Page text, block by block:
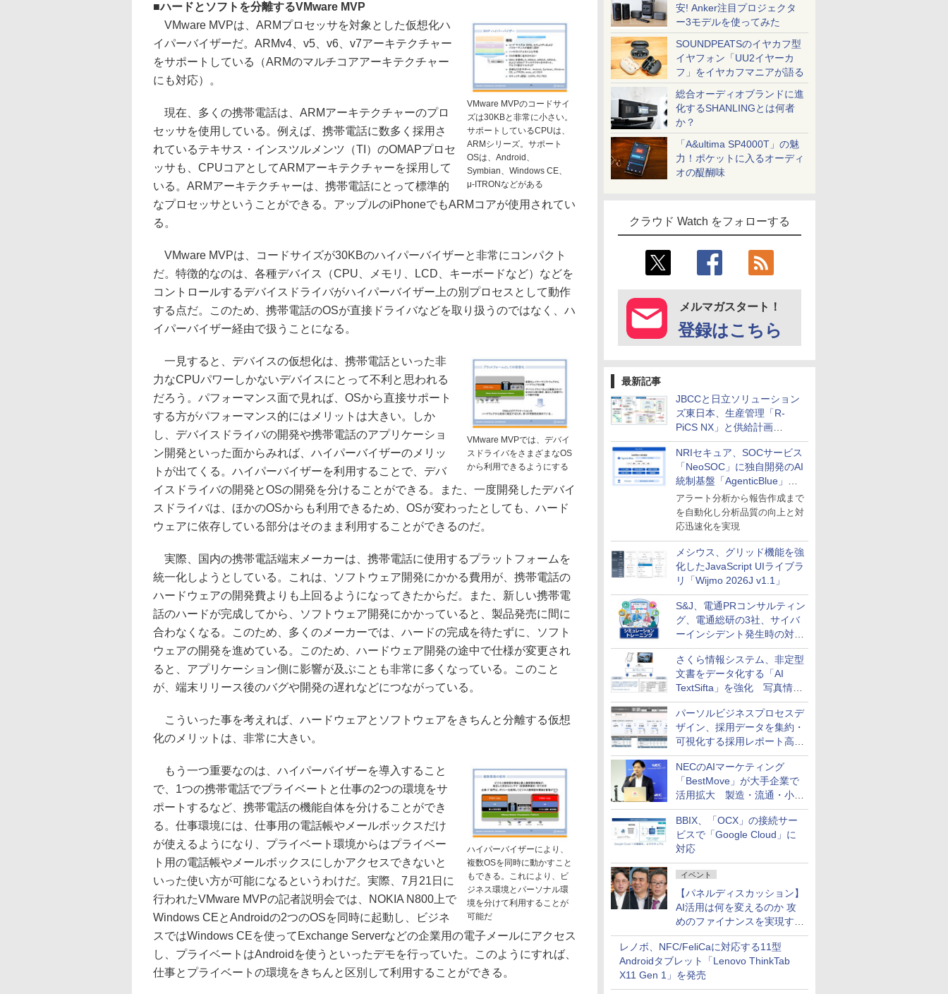
安! Anker注目プロジェクタ
ー3モデルを使ってみた
SOUNDPEATSのイヤカフ型
イヤフォン「UU2イヤーカ
フ」をイヤカフマニアが語る
総合オーディオブランドに進
化するSHANLINGとは何者
か？
「A&ultima SP4000T」の魅
力！ポケットに入るオーディ
オの醍醐味
クラウド Watch をフォローする
メルマガスタート！
登録はこちら
最新記事
JBCCと日立ソリューション
ズ東日本、生産管理「R-
PiCS NX」と供給計画
「scSQUARE ISP」の連携サ
ービスを提供開始
NRIセキュア、SOCサービス
「NeoSOC」に独自開発のAI
統制基盤「AgenticBlue」を
導入
アラート分析から報告作成まで
を自動化し分析品質の向上と対
応迅速化を実現
メシウス、グリッド機能を強
化したJavaScript UIライブラ
リ「Wijmo 2026J v1.1」
S&J、電通PRコンサルティン
グ、電通総研の3社、サイバ
ーインシデント発生時の対応
と危機管理広報を一体的に訓
練するプログラムを提供
さくら情報システム、非定型
文書をデータ化する「AI
TextSifta」を強化 写真情報
のデータ化などに対応
パーソルビジネスプロセスデ
ザイン、採用データを集約・
可視化する採用レポート高速
化サービスを提供
NECのAIマーケティング
「BestMove」が大手企業で
活用拡大 製造・流通・小売
企業・広告代理店などが実装
フェーズへ
BBIX、「OCX」の接続サー
ビスで「Google Cloud」に
対応
イベント
【パネルディスカッション】
AI活用は何を変えるのか 攻
めのファイナンスを実現する
業務設計とマインドセット変
革
レノボ、NFC/FeliCaに対応する11型
Androidタブレット「Lenovo ThinkTab
X11 Gen 1」を発売
■ハードとソフトを分離するVMware MVP
VMware MVPのコードサイ
ズは30KBと非常に小さい。
サポートしているCPUは、
ARMシリーズ。サポート
OSは、Android、
Symbian、Windows CE、
μ-ITRONなどがある
VMware MVPは、ARMプロセッサを対象とした仮想化ハ
イパーバイザーだ。ARMv4、v5、v6、v7アーキテクチャー
をサポートしている（ARMのマルチコアアーキテクチャー
にも対応）。
現在、多くの携帯電話は、ARMアーキテクチャーのプロ
セッサを使用している。例えば、携帯電話に数多く採用さ
れているテキサス・インスツルメンツ（TI）のOMAPプロセ
ッサも、CPUコアとしてARMアーキテクチャーを採用して
いる。ARMアーキテクチャーは、携帯電話にとって標準的
なプロセッサということができる。アップルのiPhoneでもARMコアが使用されてい
る。
VMware MVPは、コードサイズが30KBのハイパーバイザーと非常にコンパクト
だ。特徴的なのは、各種デバイス（CPU、メモリ、LCD、キーボードなど）などを
コントロールするデバイスドライバがハイパーバイザー上の別プロセスとして動作
する点だ。このため、携帯電話のOSが直接ドライバなどを取り扱うのではなく、ハ
イパーバイザー経由で扱うことになる。
VMware MVPでは、デバイ
スドライバをさまざまなOS
から利用できるようにする
一見すると、デバイスの仮想化は、携帯電話といった非
力なCPUパワーしかないデバイスにとって不利と思われる
だろう。パフォーマンス面で見れば、OSから直接サポート
する方がパフォーマンス的にはメリットは大きい。しか
し、デバイスドライバの開発や携帯電話のアプリケーショ
ン開発といった面からみれば、ハイパーバイザーのメリッ
トが出てくる。ハイパーバイザーを利用することで、デバ
イスドライバの開発とOSの開発を分けることができる。また、一度開発したデバイ
スドライバは、ほかのOSからも利用できるため、OSが変わったとしても、ハード
ウェアに依存している部分はそのまま利用することができるのだ。
実際、国内の携帯電話端末メーカーは、携帯電話に使用するプラットフォームを
統一化しようとしている。これは、ソフトウェア開発にかかる費用が、携帯電話の
ハードウェアの開発費よりも上回るようになってきたからだ。また、新しい携帯電
話のハードが完成してから、ソフトウェア開発にかかっていると、製品発売に間に
合わなくなる。このため、多くのメーカーでは、ハードの完成を待たずに、ソフト
ウェアの開発を進めている。このため、ハードウェア開発の途中で仕様が変更され
ると、アプリケーション側に影響が及ぶことも非常に多くなっている。このこと
が、端末リリース後のバグや開発の遅れなどにつながっている。
こういった事を考えれば、ハードウェアとソフトウェアをきちんと分離する仮想
化のメリットは、非常に大きい。
ハイパーバイザーにより、
複数OSを同時に動かすこと
もできる。これにより、ビ
ジネス環境とパーソナル環
境を分けて利用することが
可能だ
もう一つ重要なのは、ハイパーバイザーを導入すること
で、1つの携帯電話でプライベートと仕事の2つの環境をサ
ポートするなど、携帯電話の機能自体を分けることができ
る。仕事環境には、仕事用の電話帳やメールボックスだけ
が使えるようになり、プライベート環境からはプライベー
ト用の電話帳やメールボックスにしかアクセスできないと
いった使い方が可能になるというわけだ。実際、7月21日に
行われたVMware MVPの記者説明会では、NOKIA N800上で
Windows CEとAndroidの2つのOSを同時に起動し、ビジネ
スではWindows CEを使ってExchange Serverなどの企業用の電子メールにアクセス
し、プライベートはAndroidを使うといったデモを行っていた。このようにすれば、
仕事とプライベートの環境をきちんと区別して利用することができる。